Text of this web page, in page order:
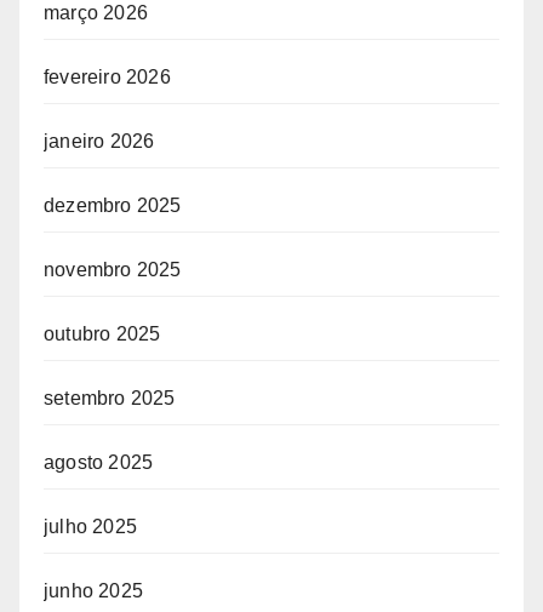
março 2026
fevereiro 2026
janeiro 2026
dezembro 2025
novembro 2025
outubro 2025
setembro 2025
agosto 2025
julho 2025
junho 2025